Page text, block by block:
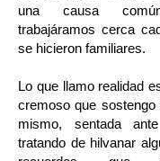
una causa
trabajáramos cerca
se hicieron familiares.
Lo que llamo realidad
cremoso que
mismo, sentada
tratando de hilvanar